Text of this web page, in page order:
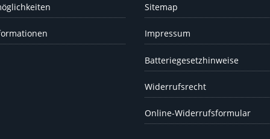
Sitemap
Impressum
Batteriegesetzhinweise
Widerrufsrecht
Online-Widerrufsformular